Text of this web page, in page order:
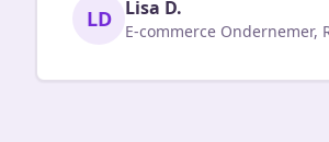
LD Lisa D.
E-commerce Ondernemer,